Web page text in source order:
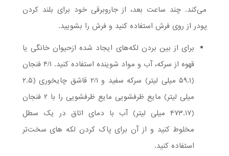
می‌کند. چند ساعت بعد، از جاروبرقی خود برای بلند کردن
پودر از روی فرش استفاده کنید و فرش را بشویید.
برای از بین بردن لکه‌های ایجاد شده ازحیوان خانگی یا
قهوه از سرکه، آب و مواد شوینده استفاده کنید. ۴/۱ فنجان
(۵۹.۱ میلی لیتر) سرکه سفید و ۲/۱ قاشق چایخوری (۲.۵
میلی لیتر) مایع ظرفشویی مایع ظرفشویی را با ۲ فنجان
(۴۷۳.۱۷ میلی لیتر) آب با دمای اتاق در یک سطل
مخلوط کنید و از آن برای پاک کردن لکه های سخت‌تر
استفاده کنید.